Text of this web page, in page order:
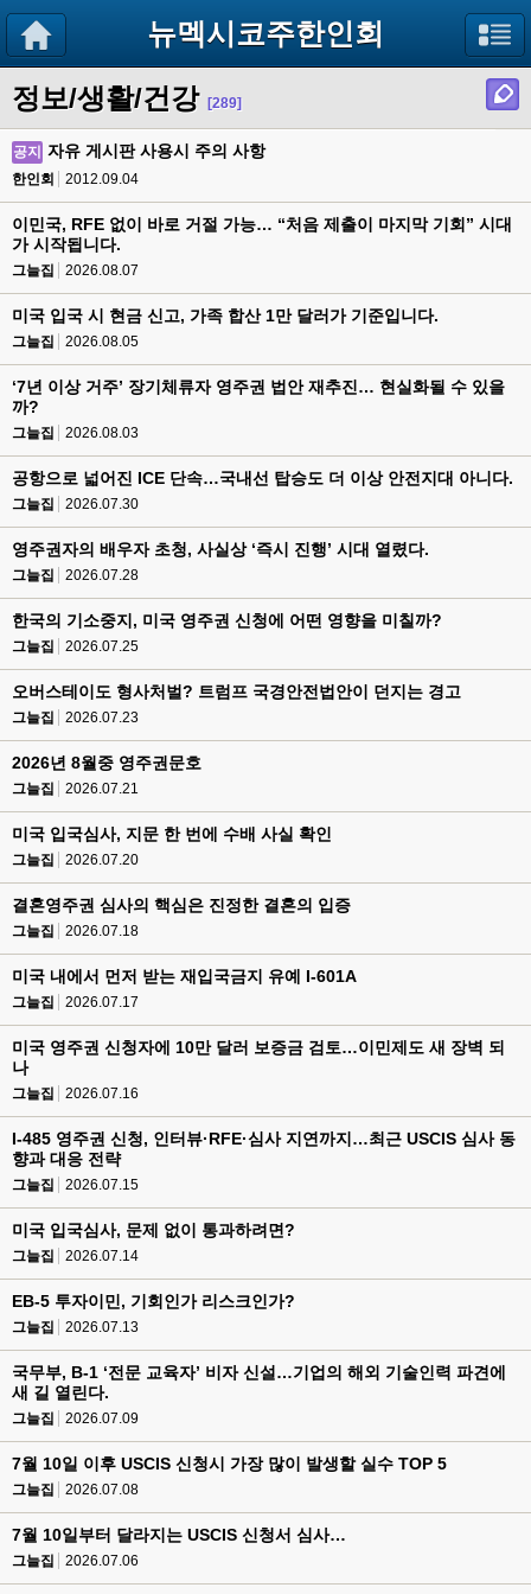
뉴멕시코주한인회
정보/생활/건강 [289]
공지 자유 게시판 사용시 주의 사항
한인회 2012.09.04
이민국, RFE 없이 바로 거절 가능… “처음 제출이 마지막 기회” 시대
가 시작됩니다.
그늘집 2026.08.07
미국 입국 시 현금 신고, 가족 합산 1만 달러가 기준입니다.
그늘집 2026.08.05
‘7년 이상 거주’ 장기체류자 영주권 법안 재추진… 현실화될 수 있을
까?
그늘집 2026.08.03
공항으로 넓어진 ICE 단속…국내선 탑승도 더 이상 안전지대 아니다.
그늘집 2026.07.30
영주권자의 배우자 초청, 사실상 ‘즉시 진행’ 시대 열렸다.
그늘집 2026.07.28
한국의 기소중지, 미국 영주권 신청에 어떤 영향을 미칠까?
그늘집 2026.07.25
오버스테이도 형사처벌? 트럼프 국경안전법안이 던지는 경고
그늘집 2026.07.23
2026년 8월중 영주권문호
그늘집 2026.07.21
미국 입국심사, 지문 한 번에 수배 사실 확인
그늘집 2026.07.20
결혼영주권 심사의 핵심은 진정한 결혼의 입증
그늘집 2026.07.18
미국 내에서 먼저 받는 재입국금지 유예 I-601A
그늘집 2026.07.17
미국 영주권 신청자에 10만 달러 보증금 검토…이민제도 새 장벽 되
나
그늘집 2026.07.16
I-485 영주권 신청, 인터뷰·RFE·심사 지연까지…최근 USCIS 심사 동
향과 대응 전략
그늘집 2026.07.15
미국 입국심사, 문제 없이 통과하려면?
그늘집 2026.07.14
EB-5 투자이민, 기회인가 리스크인가?
그늘집 2026.07.13
국무부, B-1 ‘전문 교육자’ 비자 신설…기업의 해외 기술인력 파견에
새 길 열린다.
그늘집 2026.07.09
7월 10일 이후 USCIS 신청시 가장 많이 발생할 실수 TOP 5
그늘집 2026.07.08
7월 10일부터 달라지는 USCIS 신청서 심사…
그늘집 2026.07.06